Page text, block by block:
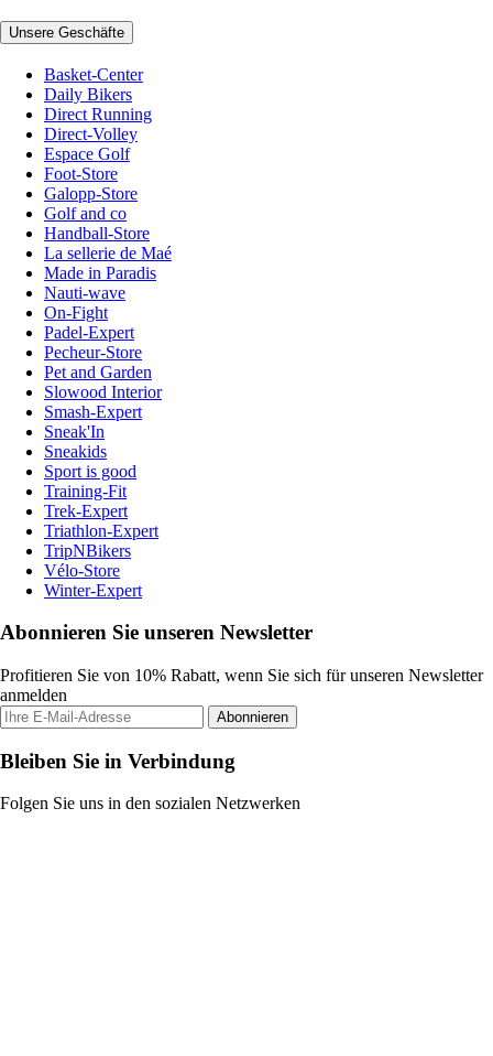
Unsere Geschäfte
Basket-Center
Daily Bikers
Direct Running
Direct-Volley
Espace Golf
Foot-Store
Galopp-Store
Golf and co
Handball-Store
La sellerie de Maé
Made in Paradis
Nauti-wave
On-Fight
Padel-Expert
Pecheur-Store
Pet and Garden
Slowood Interior
Smash-Expert
Sneak'In
Sneakids
Sport is good
Training-Fit
Trek-Expert
Triathlon-Expert
TripNBikers
Vélo-Store
Winter-Expert
Abonnieren Sie unseren Newsletter
Profitieren Sie von 10% Rabatt, wenn Sie sich für unseren Newsletter
anmelden
Abonnieren
Bleiben Sie in Verbindung
Folgen Sie uns in den sozialen Netzwerken